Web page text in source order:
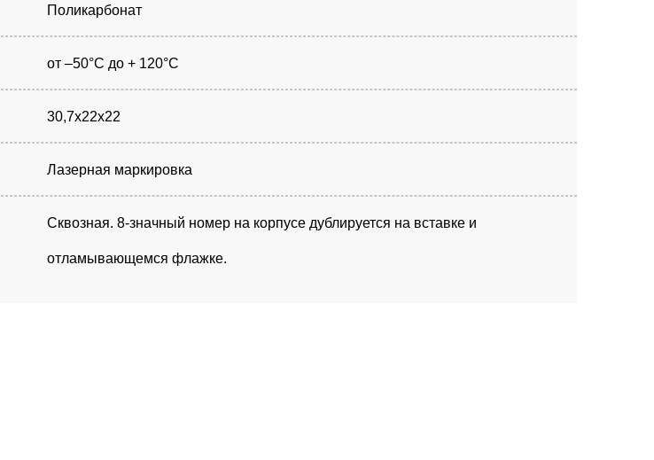
Поликарбонат
от –50°С до + 120°С
30,7х22х22
Лазерная маркировка
Сквозная. 8-значный номер на корпусе дублируется на вставке и
отламывающемся флажке.